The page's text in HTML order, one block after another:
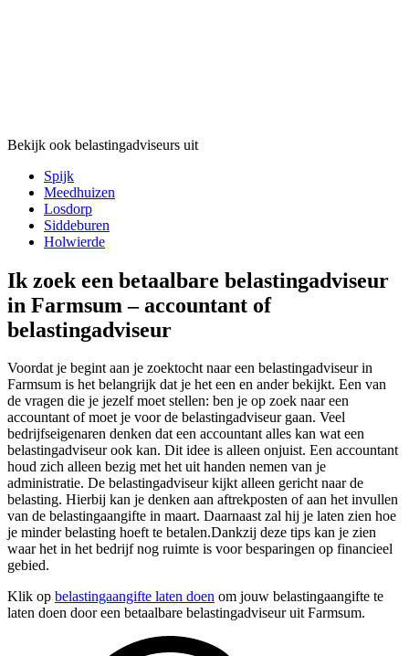
Bekijk ook belastingadviseurs uit
Spijk
Meedhuizen
Losdorp
Siddeburen
Holwierde
Ik zoek een betaalbare belastingadviseur
in Farmsum – accountant of
belastingadviseur
Voordat je begint aan je zoektocht naar een belastingadviseur in
Farmsum is het belangrijk dat je het een en ander bekijkt. Een van
de vragen die je jezelf moet stellen: ben je op zoek naar een
accountant of moet je voor de belastingadviseur gaan. Veel
bedrijfseigenaren denken dat een accountant alles kan wat een
belastingadviseur ook kan. Dit idee is alleen onjuist. Een accountant
houd zich alleen bezig met het uit handen nemen van je
administratie. De belastingadviseur kijkt alleen gericht naar de
belasting. Hierbij kan je denken aan aftrekposten of aan het invullen
van de belastingaangifte in maart. Daarnaast zal hij je laten zien hoe
je minder belasting hoeft te betalen.Dankzij deze tips kan je zien
waar het in het bedrijf nog ruimte is voor besparingen op financieel
gebied.
Klik op belastingaangifte laten doen om jouw belastingaangifte te
laten doen door een betaalbare belastingadviseur uit Farmsum.